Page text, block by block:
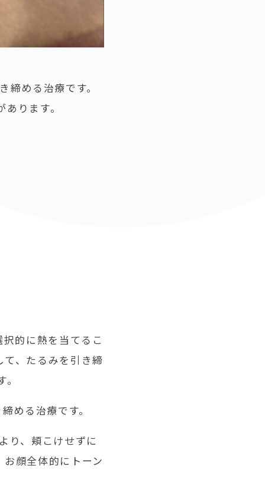
める治療です。
ります。
的に熱を当てるこ
、たるみを引き締
める治療です。
り、頬こけせずに
顔全体的にトーン